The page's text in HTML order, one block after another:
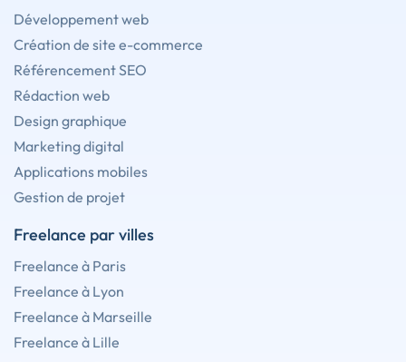
Développement web
Création de site e-commerce
Référencement SEO
Rédaction web
Design graphique
Marketing digital
Applications mobiles
Gestion de projet
Freelance par villes
Freelance à Paris
Freelance à Lyon
Freelance à Marseille
Freelance à Lille